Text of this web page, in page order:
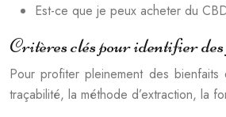
Est-ce que je peux acheter du
Critères clés pour identifier
Pour profiter pleinement des
traçabilité, la méthode d’extraction, la